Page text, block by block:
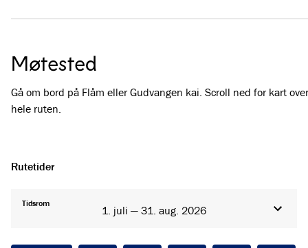
Møtested
Gå om bord på Flåm eller Gudvangen kai. Scroll ned for kart over
hele ruten.
Rutetider
Tidsrom
1. juli — 31. aug. 2026